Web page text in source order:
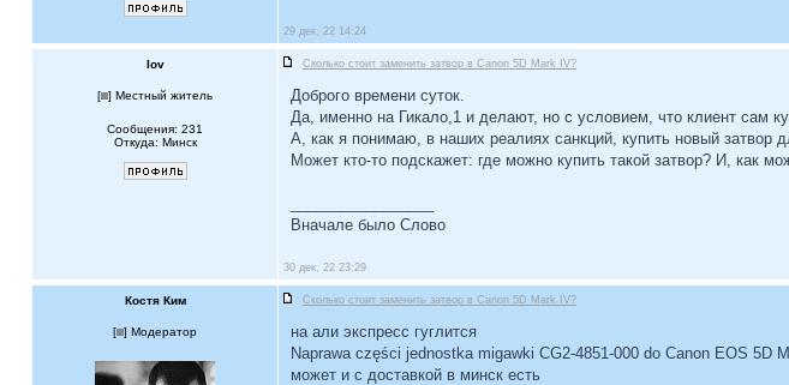
29 дек, 22 14:24
Iov Сколько стоит заменить затвор в Canon 5D Mark IV?
[ ] Местный житель
Сообщения: 231
Откуда: Минск
Доброго времени суток.
Да, именно на Гикало,1 и делают, но с условием, что клиент сам
А, как я понимаю, в наших реалиях санкций, купить новый затвор
Может кто-то подскажет: где можно купить такой затвор? И, как
Вначале было Слово
30 дек, 22 23:29
Костя Ким Сколько стоит заменить затвор в Canon 5D Mark IV?
[ ] Модератор
на али экспресс гуглится
Naprawa części jednostka migawki CG2-4851-000 do Canon EOS 5D
может и с доставкой в минск есть